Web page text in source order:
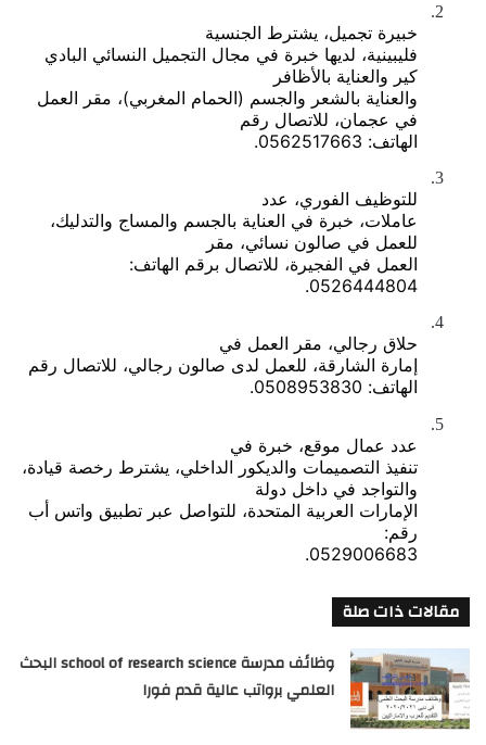
2.
خبيرة تجميل، يشترط الجنسية
فليبينية، لديها خبرة في مجال التجميل النسائي البادي
كير والعناية بالأظافر
والعناية بالشعر والجسم (الحمام المغربي)، مقر العمل
في عجمان، للاتصال رقم
الهاتف: 0562517663.
3.
للتوظيف الفوري، عدد
عاملات، خبرة في العناية بالجسم والمساج والتدليك،
للعمل في صالون نسائي، مقر
العمل في الفجيرة، للاتصال برقم الهاتف:
0526444804.
4.
حلاق رجالي، مقر العمل في
إمارة الشارقة، للعمل لدى صالون رجالي، للاتصال رقم
الهاتف: 0508953830.
5.
عدد عمال موقع، خبرة في
تنفيذ التصميمات والديكور الداخلي، يشترط رخصة قيادة،
والتواجد في داخل دولة
الإمارات العربية المتحدة، للتواصل عبر تطبيق واتس أب
رقم:
0529006683.
مقالات ذات صلة
وظائف مدرسة school of research science البحث
العلمي برواتب عالية قدم فورا